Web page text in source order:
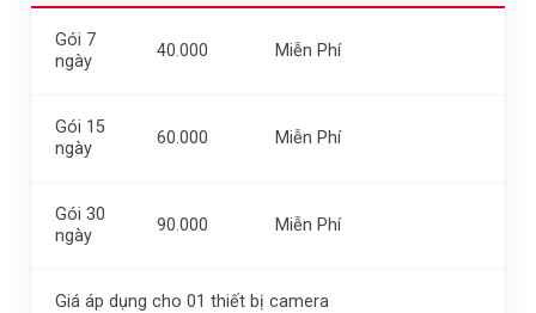
Gói 7
ngày
40.000 Miễn Phí
Gói 15
ngày
60.000 Miễn Phí
Gói 30
ngày
90.000 Miễn Phí
Giá áp dụng cho 01 thiết bị camera